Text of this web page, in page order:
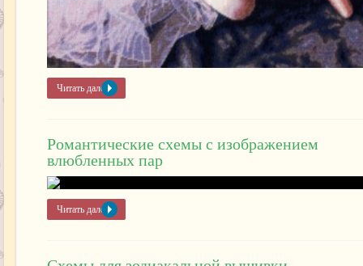
Читать далее »
Романтические схемы с изображением
влюбленных пар
Читать далее »